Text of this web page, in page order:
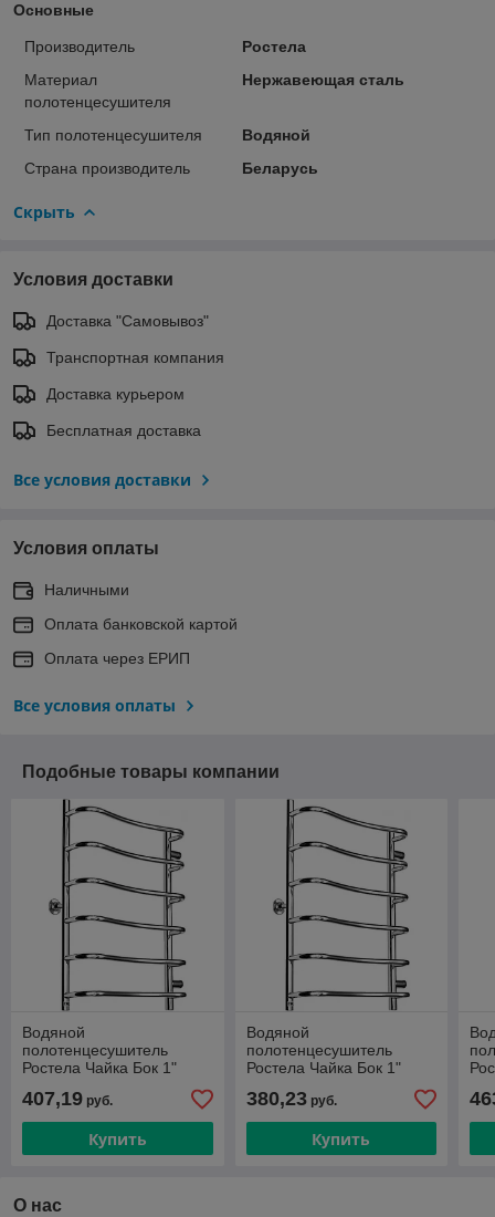
Основные
Производитель
Ростела
Материал
полотенцесушителя
Нержавеющая сталь
Тип полотенцесушителя
Водяной
Страна производитель
Беларусь
Скрыть
Условия доставки
Доставка "Самовывоз"
Транспортная компания
Доставка курьером
Бесплатная доставка
Все условия доставки
Условия оплаты
Наличными
Оплата банковской картой
Оплата через ЕРИП
Все условия оплаты
Подобные товары компании
Водяной
полотенцесушитель
Ростела Чайка Бок 1"
407,19 руб.
Купить
Водяной
полотенцесушитель
Ростела Чайка Бок 1"
380,23руб.
Купить
О нас